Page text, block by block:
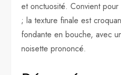
et onctuosité. Convient
; la texture finale est
fondante en bouche, avec
noisette prononcé.